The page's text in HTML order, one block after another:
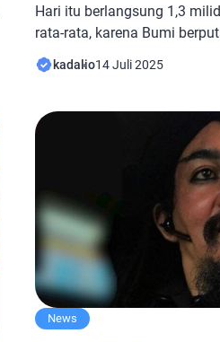
Hari itu berlangsung 1,3
rata-rata, karena Bumi
porosnya. Namun, hari-hari
segera tiba. Tanggal 22 Juli
milidetik masing-masing,
Namun, mengapa beberapa
kadalio14 Juli 2025
News